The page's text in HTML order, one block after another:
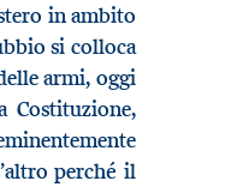
in ambito
si colloca
armi, oggi
Costituzione,
perché il